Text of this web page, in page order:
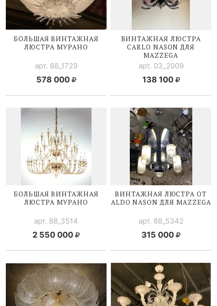
БОЛЬШАЯ ВИНТАЖНАЯ
ЛЮСТРА МУРАНО
арт. 88_1729
578 000
ВИНТАЖНАЯ ЛЮСТРА
CARLO NASON ДЛЯ
MAZZEGA
арт. 03_2009
138 100
БОЛЬШАЯ ВИНТАЖНАЯ
ЛЮСТРА МУРАНО
арт. 88_3514
2 550 000
ВИНТАЖНАЯ ЛЮСТРА ОТ
ALDO NASON ДЛЯ MAZZEGA
арт. 88_5342
315 000